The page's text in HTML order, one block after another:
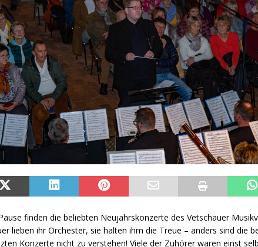
finden die beliebten Neujahrskonzerte des Vetschauer
lieben ihr Orchester, sie halten ihm die Treue – anders sind die
Konzerte nicht zu verstehen! Viele der Zuhörer waren einst